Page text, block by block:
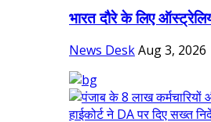
भारत दौरे के लिए
News DeskAug 3, 2026